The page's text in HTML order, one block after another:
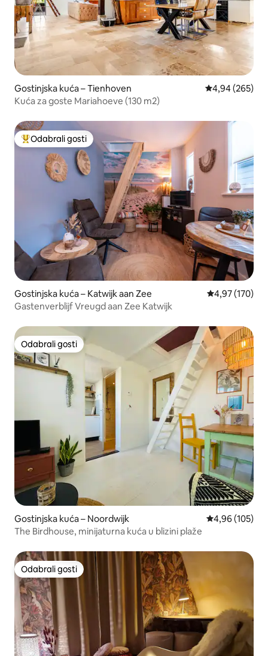
Gostinjska kuća – Tienhoven Prosječna
4,94 (265)
Kuća za goste Mariahoeve (130 m2)
Među najviše rangiranima s oznakom „Odabrali gosti”
Odabrali gosti
Gostinjska kuća – Katwijk aan Zee Prosječna
4,97 (170)
Gastenverblijf Vreugd aan Zee Katwijk
Odabrali gosti
Odabrali gosti
Gostinjska kuća – Noordwijk Prosječna
4,96 (105)
The Birdhouse, minijaturna kuća u blizini plaže
Odabrali gosti
Odabrali gosti